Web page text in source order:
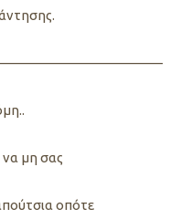
μη σας
οπότε